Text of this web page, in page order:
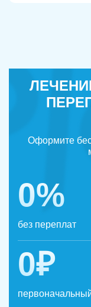
Оформите
0%
без переплат
0₽